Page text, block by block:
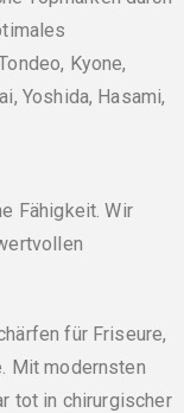
Kyone,
Yoshida, Hasami,
Fähigkeit. Wir
für Friseure,
Mit modernsten
tot in chirurgischer